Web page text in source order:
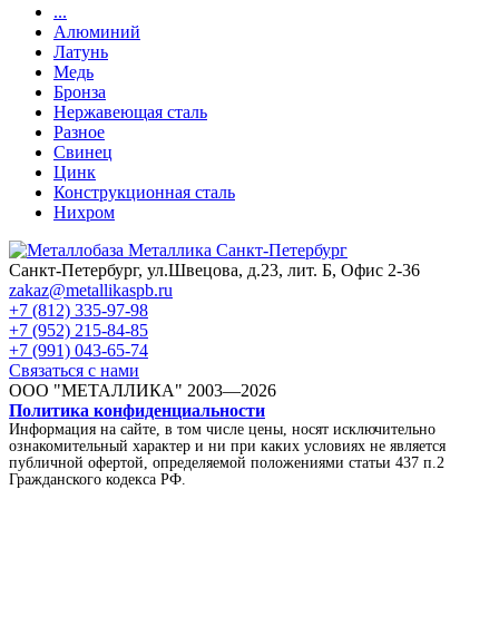
...
Алюминий
Латунь
Медь
Бронза
Нержавеющая сталь
Разное
Свинец
Цинк
Конструкционная сталь
Нихром
Санкт-Петербург, ул.Швецова, д.23, лит. Б, Офис 2-36
zakaz@metallikaspb.ru
+7 (812) 335-97-98
+7 (952) 215-84-85
+7 (991) 043-65-74
Связаться с нами
ООО "МЕТАЛЛИКА" 2003—2026
Политика конфиденциальности
Информация на сайте, в том числе цены, носят исключительно
ознакомительный характер и ни при каких условиях не является
публичной офертой, определяемой положениями статьи 437 п.2
Гражданского кодекса РФ.